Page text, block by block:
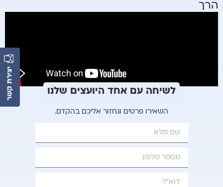
הרך
לשיחה עם אחד היועצים שלנו
השאירו פרטים ונחזור אליכם בהקדם.